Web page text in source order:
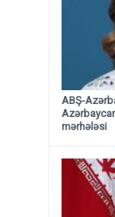
ABŞ-
mərhələsi